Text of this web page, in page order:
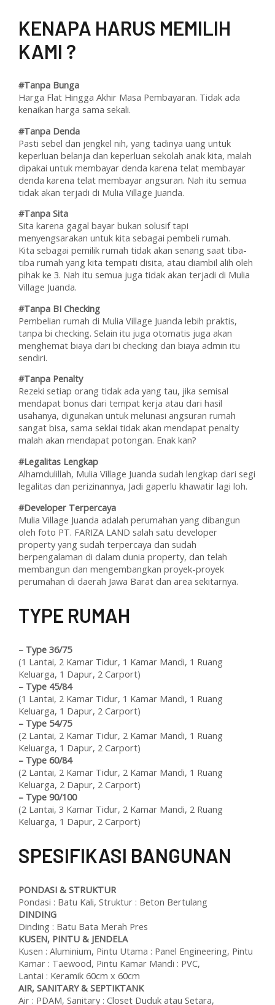
KENAPA HARUS MEMILIH
KAMI ?
#Tanpa Bunga
Harga Flat Hingga Akhir Masa Pembayaran. Tidak ada
kenaikan harga sama sekali.
#Tanpa Denda
Pasti sebel dan jengkel nih, yang tadinya uang untuk
keperluan belanja dan keperluan sekolah anak kita, malah
dipakai untuk membayar denda karena telat membayar
denda karena telat membayar angsuran. Nah itu semua
tidak akan terjadi di Mulia Village Juanda.
#Tanpa Sita
Sita karena gagal bayar bukan solusif tapi
menyengsarakan untuk kita sebagai pembeli rumah.
Kita sebagai pemilik rumah tidak akan senang saat tiba-
tiba rumah yang kita tempati disita, atau diambil alih oleh
pihak ke 3. Nah itu semua juga tidak akan terjadi di Mulia
Village Juanda.
#Tanpa BI Checking
Pembelian rumah di Mulia Village Juanda lebih praktis,
tanpa bi checking. Selain itu juga otomatis juga akan
menghemat biaya dari bi checking dan biaya admin itu
sendiri.
#Tanpa Penalty
Rezeki setiap orang tidak ada yang tau, jika semisal
mendapat bonus dari tempat kerja atau dari hasil
usahanya, digunakan untuk melunasi angsuran rumah
sangat bisa, sama seklai tidak akan mendapat penalty
malah akan mendapat potongan. Enak kan?
#Legalitas Lengkap
Alhamdulillah, Mulia Village Juanda sudah lengkap dari segi
legalitas dan perizinannya, Jadi gaperlu khawatir lagi loh.
#Developer Terpercaya
Mulia Village Juanda adalah perumahan yang dibangun
oleh foto PT. FARIZA LAND salah satu developer
property yang sudah terpercaya dan sudah
berpengalaman di dalam dunia property, dan telah
membangun dan mengembangkan proyek-proyek
perumahan di daerah Jawa Barat dan area sekitarnya.
TYPE RUMAH
– Type 36/75
(1 Lantai, 2 Kamar Tidur, 1 Kamar Mandi, 1 Ruang
Keluarga, 1 Dapur, 2 Carport)
– Type 45/84
(1 Lantai, 2 Kamar Tidur, 1 Kamar Mandi, 1 Ruang
Keluarga, 1 Dapur, 2 Carport)
– Type 54/75
(2 Lantai, 2 Kamar Tidur, 2 Kamar Mandi, 1 Ruang
Keluarga, 1 Dapur, 2 Carport)
– Type 60/84
(2 Lantai, 2 Kamar Tidur, 2 Kamar Mandi, 1 Ruang
Keluarga, 2 Dapur, 2 Carport)
– Type 90/100
(2 Lantai, 3 Kamar Tidur, 2 Kamar Mandi, 2 Ruang
Keluarga, 1 Dapur, 2 Carport)
SPESIFIKASI BANGUNAN
PONDASI & STRUKTUR
Pondasi : Batu Kali, Struktur : Beton Bertulang
DINDING
Dinding : Batu Bata Merah Pres
KUSEN, PINTU & JENDELA
Kusen : Aluminium, Pintu Utama : Panel Engineering, Pintu
Kamar : Taewood, Pintu Kamar Mandi : PVC,
Lantai : Keramik 60cm x 60cm
AIR, SANITARY & SEPTIKTANK
Air : PDAM, Sanitary : Closet Duduk atau Setara,